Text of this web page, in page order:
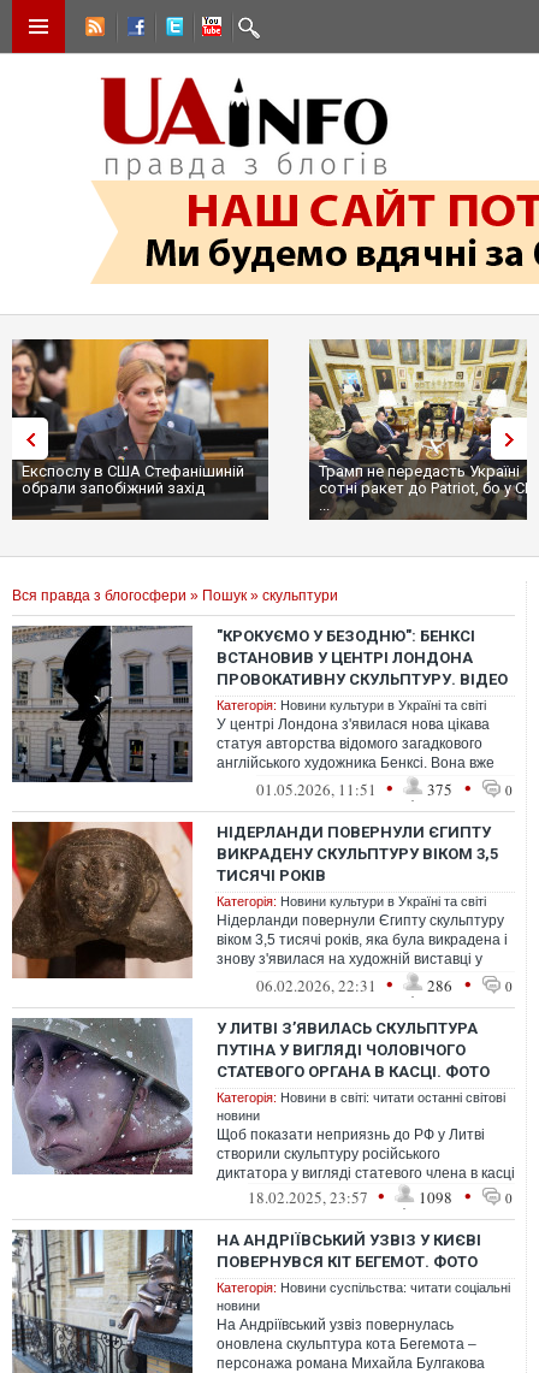
Експослу в США Стефанішиній
обрали запобіжний захід
Трамп не передасть Україні
сотні ракет до Patriot, бо у
...
Вся правда з блогосфери » Пошук » скульптури
"КРОКУЄМО У БЕЗОДНЮ": БЕНКСІ
ВСТАНОВИВ У ЦЕНТРІ ЛОНДОНА
ПРОВОКАТИВНУ СКУЛЬПТУРУ. ВІДЕО
Категорія: Новини культури в Україні та світі
У центрі Лондона з'явилася нова цікава
статуя авторства відомого загадкового
англійського художника Бенксі. Вона вже
викликала бурхливу реакцію не тіл...
01.05.2026, 11:51 • 375 • 0
НІДЕРЛАНДИ ПОВЕРНУЛИ ЄГИПТУ
ВИКРАДЕНУ СКУЛЬПТУРУ ВІКОМ 3,5
ТИСЯЧІ РОКІВ
Категорія: Новини культури в Україні та світі
Нідерланди повернули Єгипту скульптуру
віком 3,5 тисячі років, яка була викрадена і
знову з'явилася на художній виставці у
2022 році06.02.2026, 22:31 • 286 • 0
У ЛИТВІ З’ЯВИЛАСЬ СКУЛЬПТУРА
ПУТІНА У ВИГЛЯДІ ЧОЛОВІЧОГО
СТАТЕВОГО ОРГАНА В КАСЦІ. ФОТО
Категорія: Новини в світі: читати останні світові
новини
Щоб показати неприязнь до РФ у Литві
створили скульптуру російського
диктатора у вигляді статевого члена в касці
18.02.2025, 23:57 • 1098 • 0
НА АНДРІЇВСЬКИЙ УЗВІЗ У КИЄВІ
ПОВЕРНУВСЯ КІТ БЕГЕМОТ. ФОТО
Категорія: Новини суспільства: читати соціальні
новини
На Андріївський узвіз повернулась
оновлена скульптура кота Бегемота –
персонажа романа Михайла Булгакова